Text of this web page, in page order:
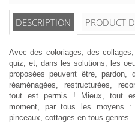
DESCRIPTION PRODUCT
Avec des coloriages, des
quiz, et, dans les solutions, les
proposées peuvent être, pardon,
réaménagées, restructurées,
tout est permis ! Mieux, tout
moment, par tous les moyens :
pinceaux, cottages en tous